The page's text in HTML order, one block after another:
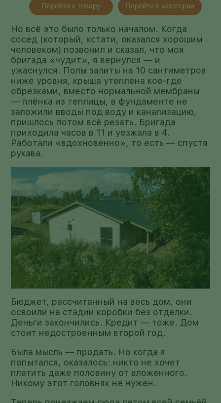
Перейти к товару Перейти к категории
Но всё это было только началом. Когда
сосед (который, кстати, оказался хорошим
человеком) позвонил и сказал, что моя
бригада «чудит», я вернулся — и
ужаснулся. Полы залиты на 10 сантиметров
ниже уровня, крыша утеплена кое-где
обрезками, вместо нормальной мембраны
— плёнка из теплицы, в фундаменте не
заложили вводы под воду и канализацию,
пришлось потом всё резать. Бригада
приходила часов в 11 и уезжала в 4.
Работали «вдохновенно», то есть — спустя
рукава.
Бюджет, рассчитанный на весь дом, они
освоили на стадии коробки без отделки.
Деньги закончились. Кредит — тоже. Дом
стоит недостроенным второй год.
Была мысль — продать. Но когда я
попытался, оказалось: никто не хочет
платить даже половину от вложенного.
Никому этот головняк не нужен.